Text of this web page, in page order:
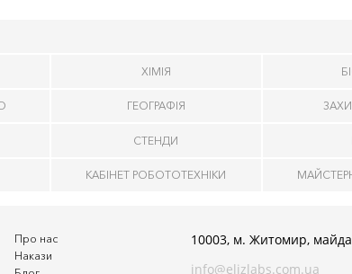
ХІМІЯ
ГЕОГРАФІЯ
СТЕНДИ
КАБІНЕТ РОБОТОТЕХНІКИ
Про нас
Накази
10003, м. Житомир,
info@elizlabs.com.ua